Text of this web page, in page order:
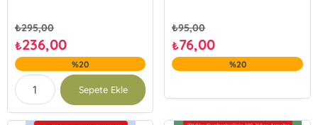
₺295,00
₺236,00
%20
Sepete Ekle
₺95,00
₺76,00
%20